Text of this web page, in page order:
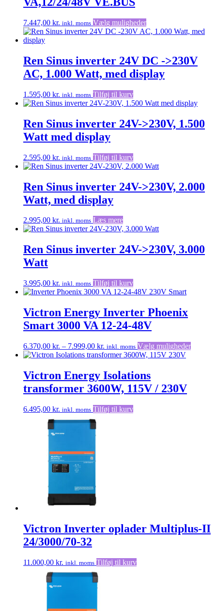
7.447,00 kr. inkl. moms Vælg mulighederDette
vare
varianter.
Mulighederne
kan
varesiden
Ren Sinus inverter 24V DC ->230V
AC, 1.000 Watt, med display
1.595,00 kr. inkl. moms Tilføj til kurv
Ren Sinus inverter 24V->230V, 1.500
Watt med display
2.595,00 kr. inkl. moms Tilføj til kurv
Ren Sinus inverter 24V->230V, 2.000
Watt, med display
2.995,00 kr. inkl. moms Læs mere
Ren Sinus inverter 24V->230V, 3.000
Watt
3.995,00 kr. inkl. moms Tilføj til kurv
Victron Energy Inverter Phoenix
Smart 3000 VA 12-24-48V
6.370,00 kr. – 7.999,00 kr. Prisinterval:
6.370,00 kr.
7.999,00 kr.
inkl. moms Vælg mulighederDette
Victron Energy Isolations
transformer 3600W, 115V / 230V
6.495,00 kr. inkl. moms Tilføj til kurv
Victron Inverter oplader Multiplus-II
24/3000/70-32
11.000,00 kr. inkl. moms Tilføj til kurv